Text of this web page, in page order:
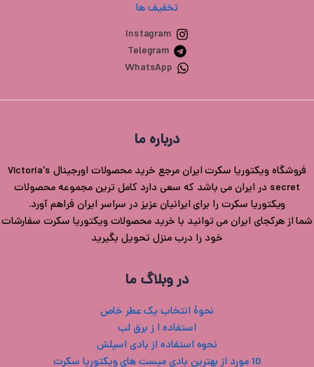
تخفیف ها
Instagram
Telegram
WhatsApp
درباره ما
فروشگاه ویکتوریا سکرت ایران مرجع خرید محصولات اورجینال Victoria's
secret در ایران می باشد که سعی دارد کامل ترین مجموعه محصولات
ویکتوریا سکرت را برای ایرانیان عزیز در سراسر ایران فراهم آورد.
شما از هرکجای ایران می توانید با خرید محصولات ویکتوریا سکرت سفارشات
خود را درب منزل تحویل بگیرید
در وبلاگ ما
نحوۀ انتخاب یک عطر خاص
استفاده ا ز برق لب
نحوه استفاده از بادی اسپلش
10 مورد از بهترین بادی میست های ویکتوریا سکرت